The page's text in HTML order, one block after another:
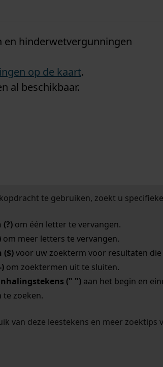
en hinderwetvergunningen
op de kaart.
al beschikbaar.
te gebruiken, zoekt u
om één letter te vervangen.
om meer letters te vervangen.
($)voor uw zoekterm voor resultaten die
om zoektermen uit te sluiten.
(" ")aan het begin en
zoeken.
van deze leestekens en meer zoektips